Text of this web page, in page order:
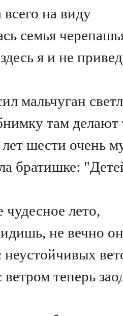
на виду
семья
я и не
мальчуган
там делают
шести очень
братишке:
чудесное лето,
не вечно
неустойчивых
ветром теперь